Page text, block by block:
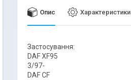
Опис Характеристики
Застосування:
DAF XF95
3/97-
DAF CF